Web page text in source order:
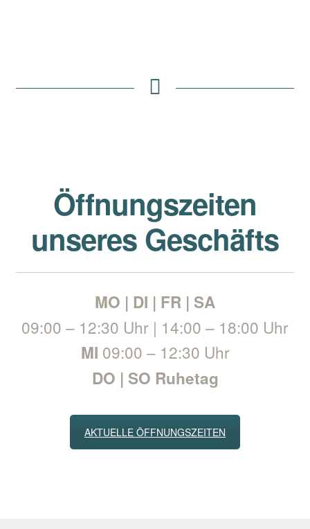
Öffnungszeiten
unseres Geschäfts
MO | DI | FR | SA
09:00 – 12:30 Uhr | 14:00 – 18:00 Uhr
MI 09:00 – 12:30 Uhr
DO | SO Ruhetag
AKTUELLE ÖFFNUNGSZEITEN